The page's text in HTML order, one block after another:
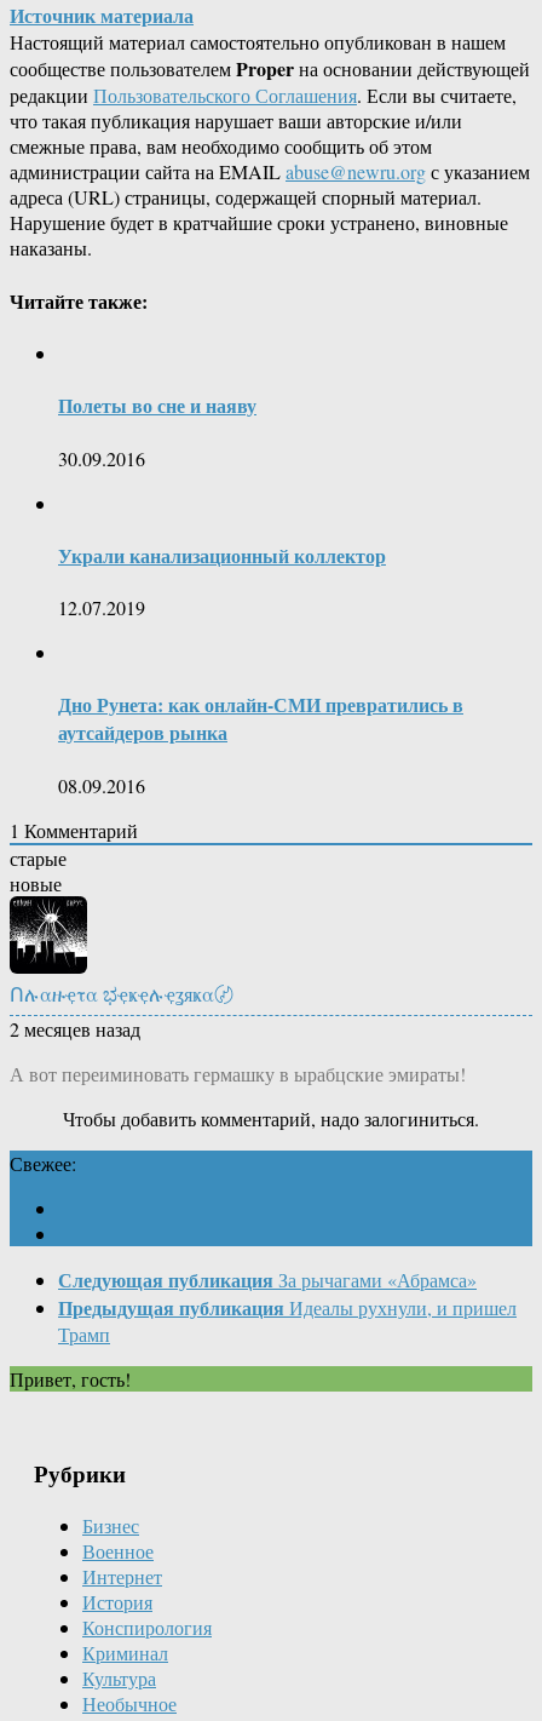
Источник материала
Настоящий материал самостоятельно опубликован в нашем
сообществе пользователемProperна основании действующей
редакции Пользовательского Соглашения. Если вы считаете,
что такая публикация нарушает ваши авторские и/или
смежные права, вам необходимо сообщить об этом
администрации сайта на EMAILabuse@newru.orgс указанием
адреса (URL) страницы, содержащей спорный материал.
Нарушение будет в кратчайшие сроки устранено, виновные
наказаны.
Читайте также:
Полеты во сне и наяву
30.09.2016
Украли канализационный коллектор
12.07.2019
Дно Рунета: как онлайн-СМИ превратились в
аутсайдеров рынка
08.09.2016
1 Комментарий
старые
новые
Ոሉαዙҿτα ಭҿҝҿሉҿʓяҝα〄
2 месяцев назад
А вот переиминовать гермашку в ырабцские эмираты!
Чтобы добавить комментарий, надо залогиниться.
Свежее:
Следующая публикация За рычагами «Абрамса»
Предыдущая публикация Идеалы рухнули, и пришел
Трамп
Привет, гость!
Рубрики
Бизнес
Военное
Интернет
История
Конспирология
Криминал
Культура
Необычное